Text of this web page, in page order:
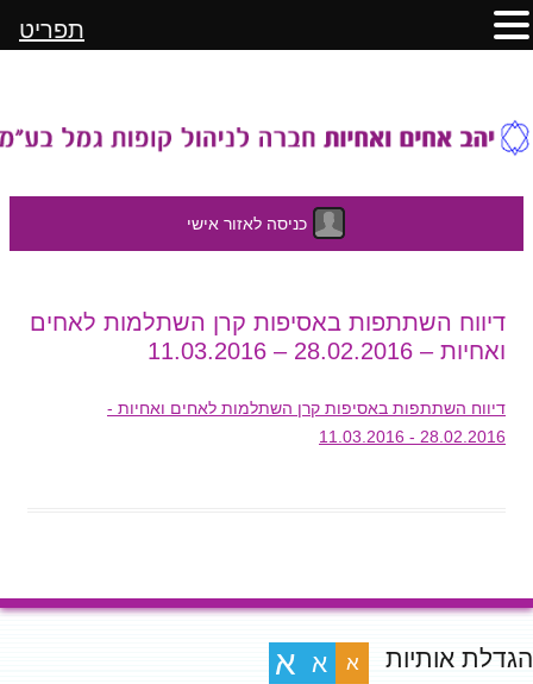
כניסה לאזור אישי
לתוכן
דיווח השתתפות באסיפות קרן השתלמות לאחים
ואחיות – 28.02.2016 – 11.03.2016
דיווח השתתפות באסיפות קרן השתלמות לאחים ואחיות -
28.02.2016 - 11.03.2016
הגדלת אותיות א א א
תפריט